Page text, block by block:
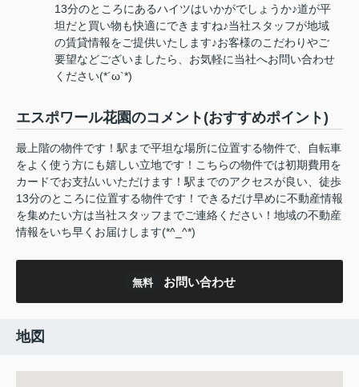
13分のところにあるハイツはいかがでしょうか♪道が平
坦だと買い物も快適にできますね♪当社スタッフが地域
の賃貸情報をご提供いたします♪お客様のこだわりやご
要望などございましたら、お気軽に当社へお問い合わせ
ください(*´ω`*)
エスポワール花園のコメント(おすすめポイント)
最上階の物件です！駅まで平坦な場所に位置する物件で、自転車
をよく使う方にも嬉しい立地です！こちらの物件では初期費用を
カードでお支払いいただけます！駅までのアクセスが良い、徒歩
13分のところに位置する物件です！できるだけ早めに不動産情報
を集めたい方は当社スタッフまでご連絡ください！地域の不動産
情報をいち早くお届けします(*^_^*)
無料 お問い合わせ
地図